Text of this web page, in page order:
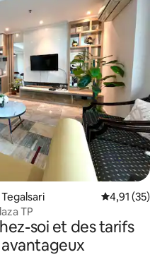
Évaluation
4,91 (35)
TP
soi et des tarifs